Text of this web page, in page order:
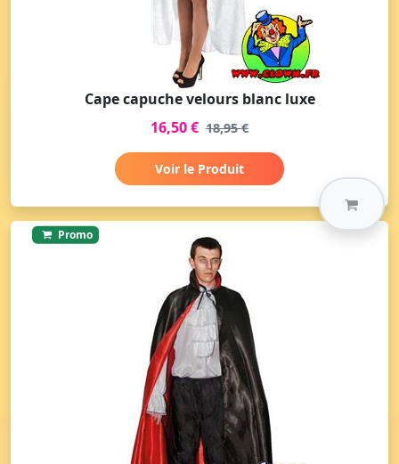
Cape capuche velours blanc luxe
16,50 € 18,95 €
Voir le Produit
Promo